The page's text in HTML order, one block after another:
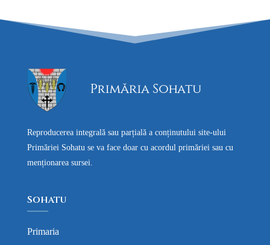
Reproducerea integrală sau parțială a conținutului site-ului
Primăriei Sohatu se va face doar cu acordul primăriei sau cu
menționarea sursei.
Sohatu
Primaria